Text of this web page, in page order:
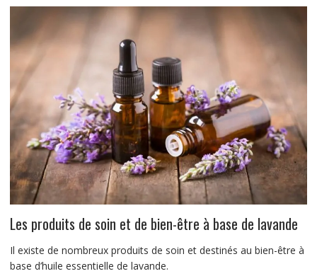
Les produits de soin et de bien-être à base de lavande
Il existe de nombreux produits de soin et destinés au bien-être à
base d’huile essentielle de lavande.